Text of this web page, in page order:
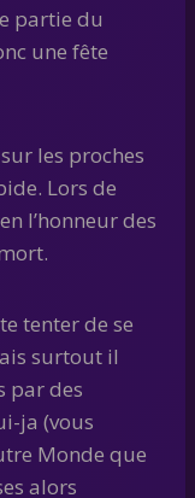
partie du
une fête
les proches
Lors de
l’honneur des
tenter de se
surtout il
par des
ja (vous
Monde que
alors